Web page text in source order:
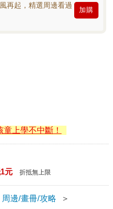
再起，精選周邊看過
加購
上學不中斷！
元 折抵無上限
周邊/畫冊/攻略
＞